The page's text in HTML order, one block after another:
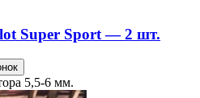
Super Sport — 2 шт.
5,5-6 мм.